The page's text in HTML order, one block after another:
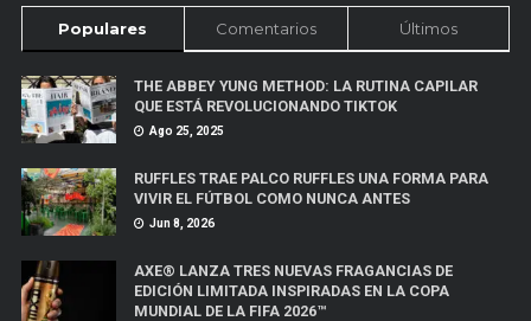
Populares Comentarios Últimos
THE ABBEY YUNG METHOD: LA RUTINA CAPILAR
QUE ESTÁ REVOLUCIONANDO TIKTOK
Ago 25, 2025
RUFFLES TRAE PALCO RUFFLES UNA FORMA PARA
VIVIR EL FÚTBOL COMO NUNCA ANTES
Jun 8, 2026
AXE® LANZA TRES NUEVAS FRAGANCIAS DE
EDICIÓN LIMITADA INSPIRADAS EN LA COPA
MUNDIAL DE LA FIFA 2026™